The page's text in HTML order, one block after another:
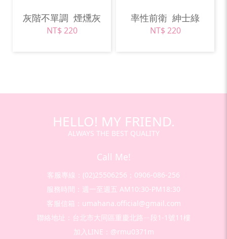
灰階不單調 煙燻灰
NT$ 220
率性前衛 紳士綠
NT$ 220
HELLO! MY FRIEND.
ALWAYS THE BEST QUALITY
Call Me!
客服專線：(02)25506256；0906-086-256
服務時間：週一至週五 AM10:30-PM18:30
客服信箱：umahana.official@gmail.com
聯絡地址：台北市大同區重慶北路ㄧ段1-1號11樓
加入LINE：@rmu0371m